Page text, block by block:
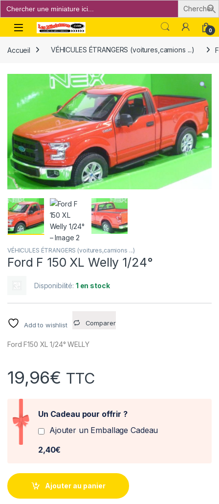
Search
for:
Open 0
Accueil VÉHICULES ÉTRANGERS (voitures,camions ...)
VÉHICULES ÉTRANGERS (voitures,camions ...)
Ford F 150 XL Welly 1/24°
Disponibilité: 1 en stock
Add to wishlist Comparer
Ford F150 XL 1/24° WELLY
19,96€ TTC
Un Cadeau pour offrir ?
Ajouter un Emballage Cadeau
2,40€
Ajouter au panier